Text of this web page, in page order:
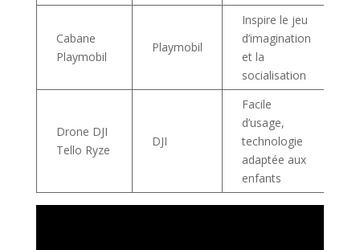
Cabane
Playmobil
Playmobil
Inspire le jeu
d’imagination
et la
socialisation
Drone DJI
Tello Ryze
DJI
Facile
d’usage,
technologie
adaptée aux
enfants